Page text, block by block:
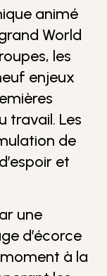
animé
World
les
enjeux
travail. Les
de
et
une
d’écorce
à la